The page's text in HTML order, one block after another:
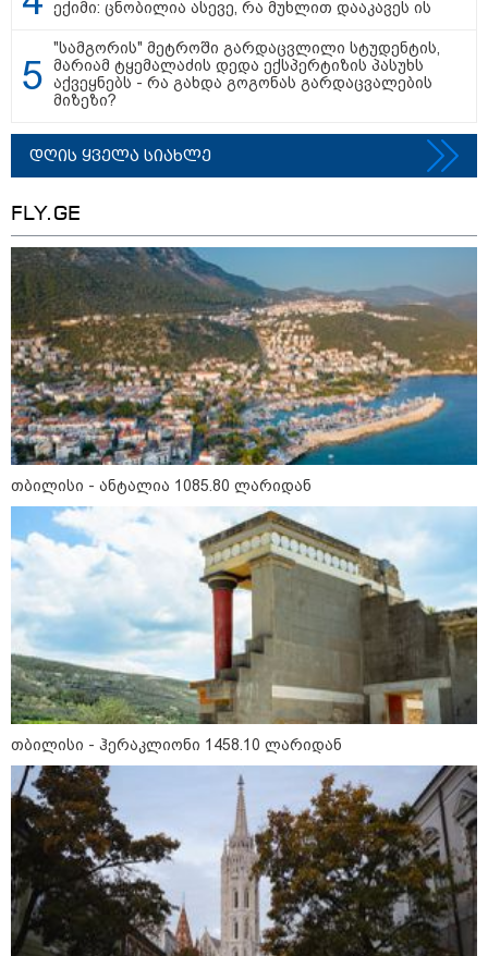
თბილისი - ანტალია 1085.80
ლარიდან
თბილისი - ბუდაპეშტი 1548.20
ლარიდან
თბილისი - რომი 1535.50 ლარიდან
მნიშვნელოვანი ინფორმაცია
11:13 / 05-08-2026
ექიმი: ცნობილია ასევე, რა მუხლით დააკავეს ის
"სამგორის" მეტროში გარდაცვლილი სტუდენტის,
მარიამ ტყემალაძის დედა ექსპერტიზის პასუხს
აქვეყნებს - რა გახდა გოგონას გარდაცვალების
მიზეზი?
დღის ყველა სიახლე
FLY.GE
თბილისი - ანტალია 1085.80 ლარიდან
თბილისი - ჰერაკლიონი 1458.10 ლარიდან